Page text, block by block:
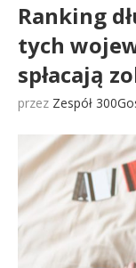
Ranking
tych
spłacają
przez Zespół